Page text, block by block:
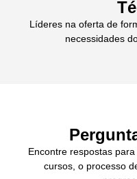
Líderes na oferta de
necessidades
Encontre respostas
cursos, o processo